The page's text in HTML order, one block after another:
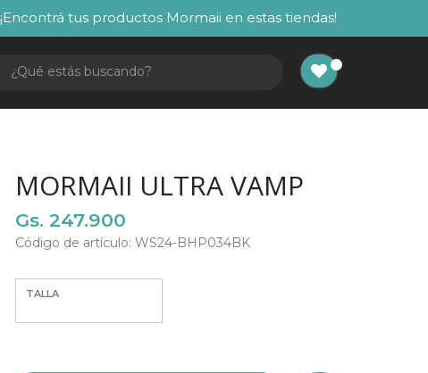
¡Encontrá tus productos Mormaii en estas tiendas!
MORMAII ULTRA VAMP
Gs. 247.900
Código de artículo: WS24-BHP034BK
TALLA